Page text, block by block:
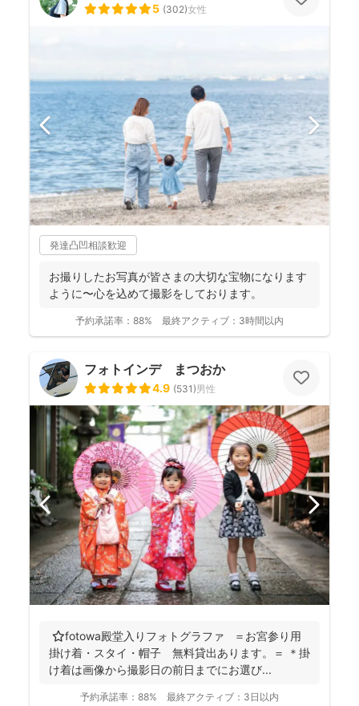
5 (302)女性
発達凸凹相談歓迎
お撮りしたお写真が皆さまの大切な宝物になります
ように〜心を込めて撮影をしております。
予約承諾率： 88% 最終アクティブ： 3時間以内
フォトインデ まつおか
4.9 (531)男性
⭐️fotowa殿堂入りフォトグラファ ＝お宮参り用
掛け着・スタイ・帽子 無料貸出あります。＝ ＊掛
け着は画像から撮影日の前日までにお選び...
予約承諾率： 88% 最終アクティブ： 3日以内